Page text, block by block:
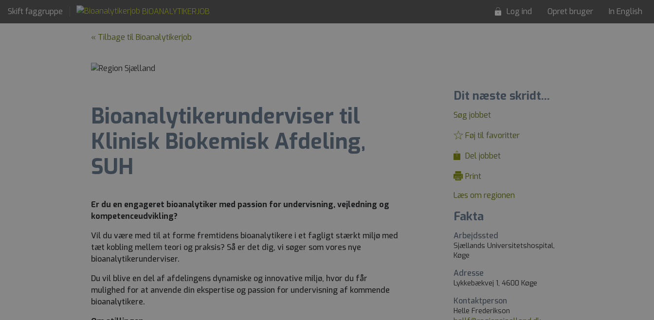
Skift faggruppe BIOANALYTIKERJOB Log ind Opret bruger In English
« Tilbage til Bioanalytikerjob
Bioanalytikerunderviser til
Klinisk Biokemisk Afdeling,
SUH
Er du en engageret bioanalytiker med passion for undervisning, vejledning og
kompetenceudvikling?
Vil du være med til at forme fremtidens bioanalytikere i et fagligt stærkt miljø med
tæt kobling mellem teori og praksis? Så er det dig, vi søger som vores nye
bioanalytikerunderviser.
Du vil blive en del af afdelingens dynamiske og innovative miljø, hvor du får
mulighed for at anvende din ekspertise og passion for undervisning af kommende
bioanalytikere.
Dit næste skridt...
Søg jobbet
Føj til favoritter
Del jobbet
Print
Læs om regionen
Fakta
Arbejdssted
Sjællands Universitetshospital,
Køge
Adresse
Lykkebækvej 1, 4600 Køge
Kontaktperson
Helle Frederikson